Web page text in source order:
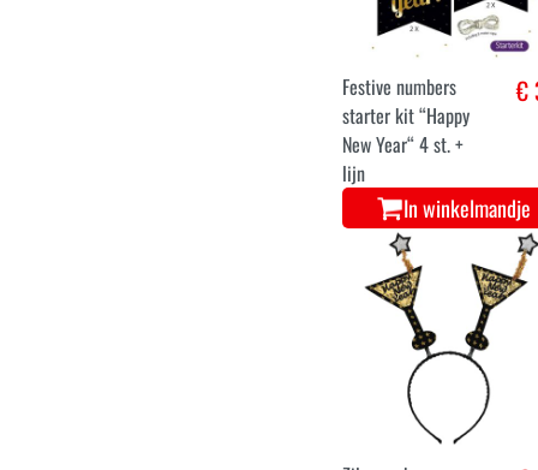
In winkelmandje
Festive numbers
starter kit “Happy
New Year“ 4 st. +
In winkelmandje